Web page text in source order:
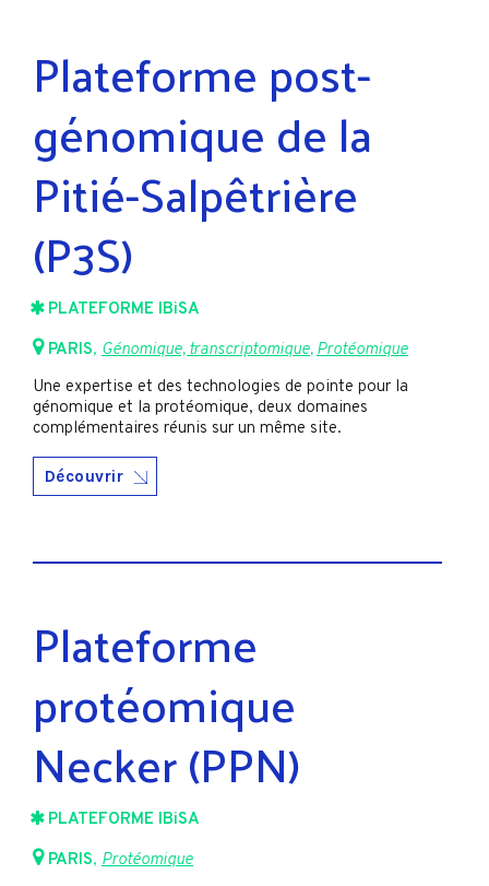
Plateforme post-
génomique de la
Pitié-Salpêtrière
(P3S)
PLATEFORME IBiSA
PARIS, Génomique, transcriptomique,Protéomique
Une expertise et des technologies de pointe pour la
génomique et la protéomique, deux domaines
complémentaires réunis sur un même site.
Découvrir
Plateforme
protéomique
Necker (PPN)
PLATEFORME IBiSA
PARIS, Protéomique